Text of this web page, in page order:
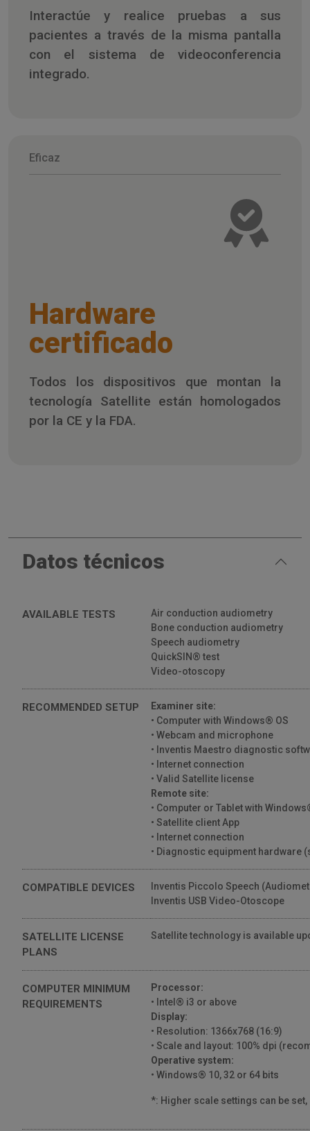
Interactúe y realice pruebas a sus
pacientes a través de la misma pantalla
con el sistema de videoconferencia
integrado.
Eficaz
Hardware
certificado
Todos los dispositivos que montan la
tecnología Satellite están homologados
por la CE y la FDA.
Datos técnicos
AVAILABLE TESTS
Air conduction audiometry
Bone conduction audiometry
Speech audiometry
QuickSIN® test
Video-otoscopy
RECOMMENDED SETUP
Examiner site:
• Computer with Windows® OS
• Webcam and microphone
• Inventis Maestro diagnostic
• Internet connection
• Valid Satellite license
Remote site:
• Computer or Tablet with
• Satellite client App
• Internet connection
• Diagnostic equipment hardware
COMPATIBLE DEVICES
Inventis Piccolo Speech
Inventis USB Video-Otoscope
SATELLITE LICENSE
PLANS
Satellite technology is available
COMPUTER MINIMUM
REQUIREMENTS
Processor:
• Intel® i3 or above
Display:
• Resolution: 1366x768 (16:9)
• Scale and layout: 100% dpi
Operative system:
• Windows® 10, 32 or 64 bits
*: Higher scale settings can be